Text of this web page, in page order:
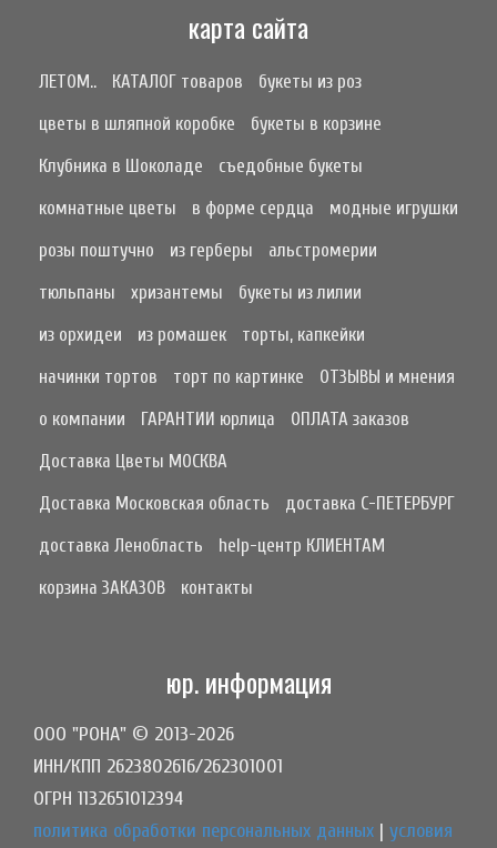
карта сайта
ЛЕТОМ.. КАТАЛОГ товаров
букеты из роз
цветы в шляпной коробке
букеты в корзине
Клубника в Шоколаде
съедобные букеты
комнатные цветы
в форме сердца
модные игрушки
розы поштучно
из герберы
альстромерии
тюльпаны
хризантемы
букеты из лилии
из орхидеи
из ромашек
торты, капкейки
начинки тортов
торт по картинке
ОТЗЫВЫ и мнения
о компании
ГАРАНТИИ юрлица
ОПЛАТА заказов
Доставка Цветы МОСКВА
Доставка Московская область
доставка С-ПЕТЕРБУРГ
доставка Ленобласть
help-центр КЛИЕНТАМ
корзина ЗАКАЗОВ
контакты
юр. информация
ООО "РОНА" © 2013-2026
ИНН/КПП 2623802616/262301001
ОГРН 1132651012394
политика обработки персональных данных | условия